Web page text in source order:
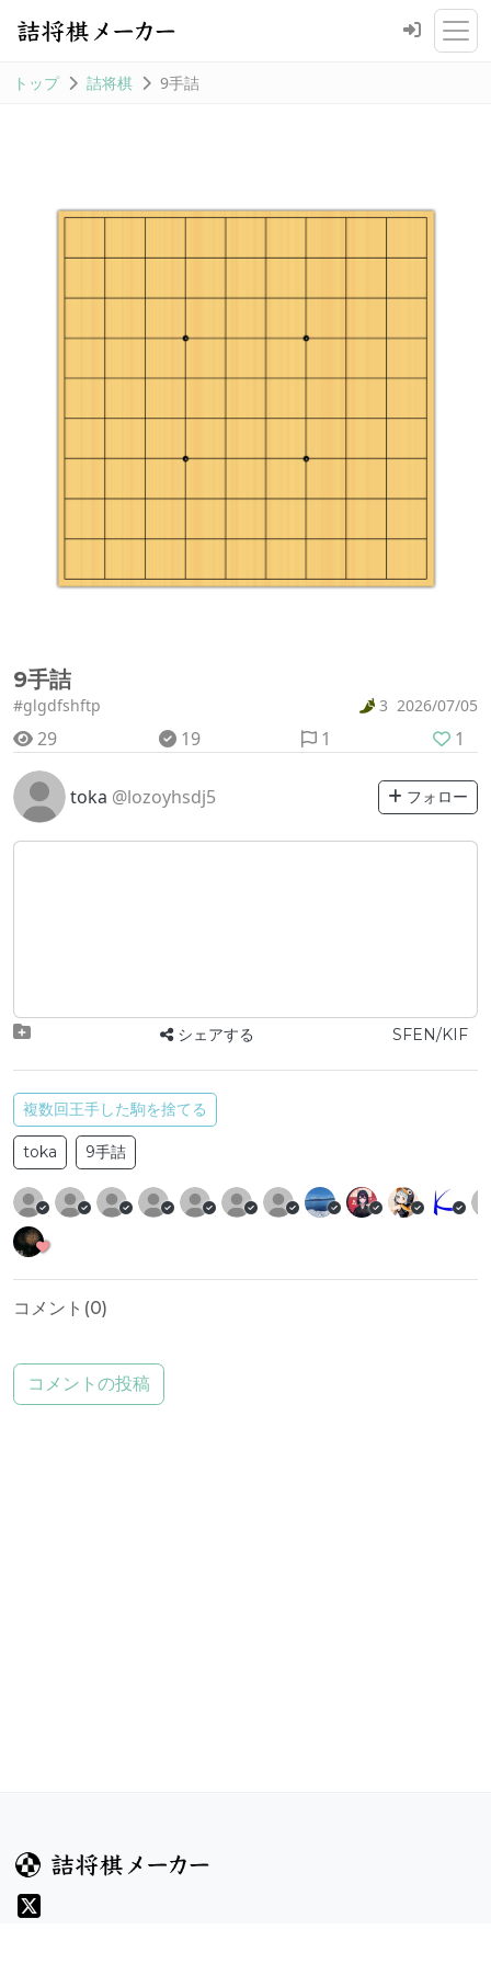
トップ 詰将棋 9手詰
9手詰
#glgdfshftp 3 2026/07/05
29 19 1 1
toka @lozoyhsdj5 フォロー
シェアする SFEN/KIF
複数回王手した駒を捨てる
toka 9手詰
コメント(0)
コメントの投稿